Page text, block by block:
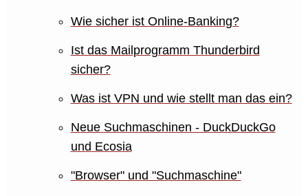
Wie sicher ist Online-Banking?
Ist das Mailprogramm Thunderbird
sicher?
Was ist VPN und wie stellt man das ein?
Neue Suchmaschinen - DuckDuckGo
und Ecosia
"Browser" und "Suchmaschine"